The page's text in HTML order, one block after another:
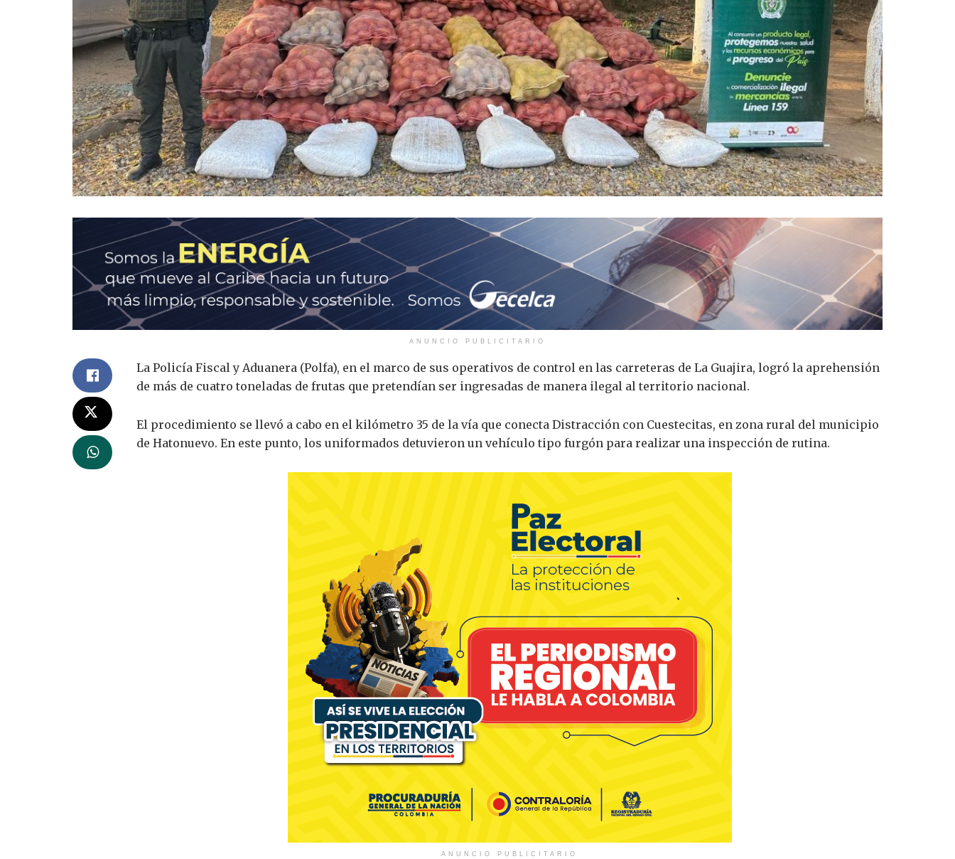
ANUNCIO PUBLICITARIO
La Policía Fiscal y Aduanera (Polfa), en el marco de sus operativos de control en las carreteras de La Guajira, logró la aprehensión
de más de cuatro toneladas de frutas que pretendían ser ingresadas de manera ilegal al territorio nacional.
El procedimiento se llevó a cabo en el kilómetro 35 de la vía que conecta Distracción con Cuestecitas, en zona rural del municipio
de Hatonuevo. En este punto, los uniformados detuvieron un vehículo tipo furgón para realizar una inspección de rutina.
ANUNCIO PUBLICITARIO